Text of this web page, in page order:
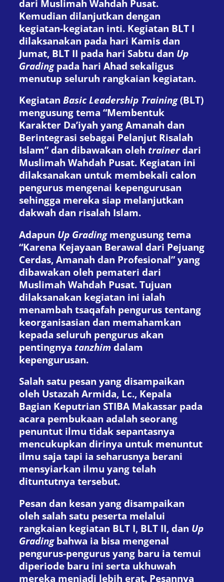
dari Muslimah Wahdah Pusat.
Kemudian dilanjutkan dengan
kegiatan-kegiatan inti. Kegiatan BLT I
dilaksanakan pada hari Kamis dan
Jumat, BLT II pada hari Sabtu dan Up
Gradingpada hari Ahad sekaligus
menutup seluruh rangkaian kegiatan.
Kegiatan Basic Leadership Training(BLT)
mengusung tema “Membentuk
Karakter Da’iyah yang Amanah dan
Berintegrasi sebagai Pelanjut Risalah
Islam” dan dibawakan oleh trainerdari
Muslimah Wahdah Pusat. Kegiatan ini
dilaksanakan untuk membekali calon
pengurus mengenai kepengurusan
sehingga mereka siap melanjutkan
dakwah dan risalah Islam.
Adapun Up Gradingmengusung tema
“Karena Kejayaan Berawal dari Pejuang
Cerdas, Amanah dan Profesional” yang
dibawakan oleh pemateri dari
Muslimah Wahdah Pusat. Tujuan
dilaksanakan kegiatan ini ialah
menambah tsaqafah pengurus tentang
keorganisasian dan memahamkan
kepada seluruh pengurus akan
pentingnya tanzhim dalam
kepengurusan.
Salah satu pesan yang disampaikan
oleh Ustazah Armida, Lc., Kepala
Bagian Keputrian STIBA Makassar pada
acara pembukaan adalah seorang
penuntut ilmu tidak sepantasnya
mencukupkan dirinya untuk menuntut
ilmu saja tapi ia seharusnya berani
mensyiarkan ilmu yang telah
dituntutnya tersebut.
Pesan dan kesan yang disampaikan
oleh salah satu peserta melalui
rangkaian kegiatan BLT I, BLT II, dan Up
Gradingbahwa ia bisa mengenal
pengurus-pengurus yang baru ia temui
diperiode baru ini serta ukhuwah
mereka menjadi lebih erat. Pesannya